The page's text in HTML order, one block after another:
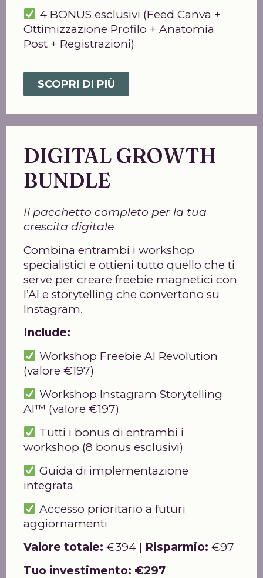
4 BONUS esclusivi (Feed Canva +
Ottimizzazione Profilo + Anatomia
Post + Registrazioni)
SCOPRI DI PIÙ
DIGITAL GROWTH
BUNDLE
Il pacchetto completo per la tua
crescita digitale
Combina entrambi i workshop
specialistici e ottieni tutto quello che ti
serve per creare freebie magnetici con
l’AI e storytelling che convertono su
Instagram.
Include:
Workshop Freebie AI Revolution
(valore €197)
Workshop Instagram Storytelling
AI™ (valore €197)
Tutti i bonus di entrambi i
workshop (8 bonus esclusivi)
Guida di implementazione
integrata
Accesso prioritario a futuri
aggiornamenti
Valore totale: €394 | Risparmio: €97
Tuo investimento: €297